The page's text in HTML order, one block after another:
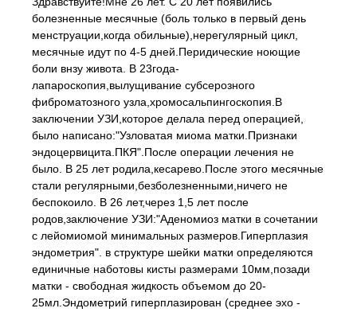
болезненные месячные (боль только в первый день
менструации,когда обильные),нерегулярный цикл,
месячные идут по 4-5 дней.Перидические ноющие
боли внзу живота. В 23года-
лапароскопия,вылущивание субсерозного
фиброматозного узла,хромосальпингоскопия.В
заключении УЗИ,которое делала перед операцией,
было написано:"Узловатая миома матки.Признаки
эндоцервицита.ПКЯ".После операции лечения не
было. В 25 лет родила,кесарево.После этого месячные
стали регулярными,безболезненными,ничего не
беспокоило. В 26 лет,через 1,5 лет после
родов,заключение УЗИ:"Аденомиоз матки в сочетании
с лейомиомой минимальных размеров.Гиперплазия
эндометрия". в структуре шейки матки определяются
единичные наботовы кисты размерами 10мм,позади
матки - свободная жидкость объемом до 20-
25мл.Эндометрий гиперплазирован (среднее эхо -